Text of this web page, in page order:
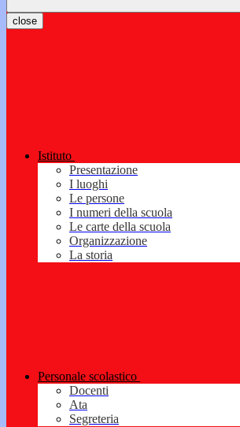
close
Istituto
Presentazione
I luoghi
Le persone
I numeri della scuola
Le carte della scuola
Organizzazione
La storia
Personale scolastico
Docenti
Ata
Segreteria